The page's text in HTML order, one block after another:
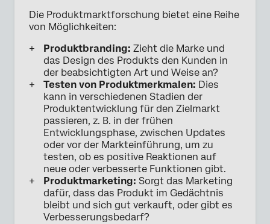
Die Produktmarktforschung bietet eine Reihe
von Möglichkeiten:
Produktbranding: Zieht die Marke und
das Design des Produkts den Kunden in
der beabsichtigten Art und Weise an?
Testen von Produktmerkmalen: Dies
kann in verschiedenen Stadien der
Produktentwicklung für den Zielmarkt
passieren, z. B. in der frühen
Entwicklungsphase, zwischen Updates
oder vor der Markteinführung, um zu
testen, ob es positive Reaktionen auf
neue oder verbesserte Funktionen gibt.
Produktmarketing: Sorgt das Marketing
dafür, dass das Produkt im Gedächtnis
bleibt und sich gut verkauft, oder gibt es
Verbesserungsbedarf?